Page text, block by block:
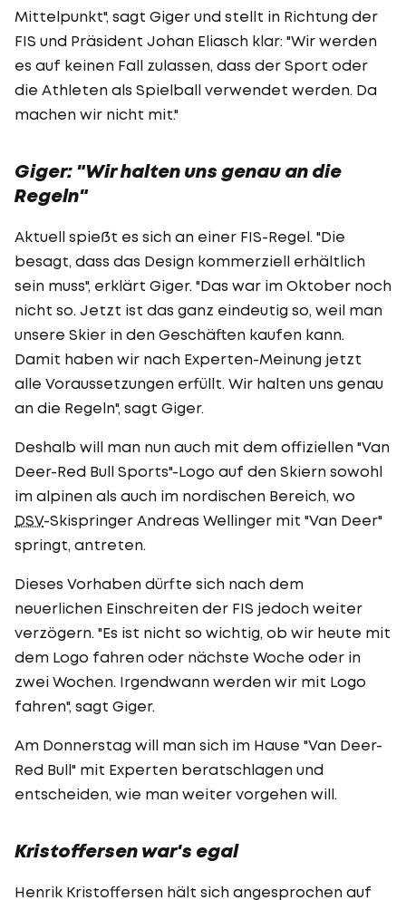
Mittelpunkt", sagt Giger und stellt in Richtung der
FIS und Präsident Johan Eliasch klar: "Wir werden
es auf keinen Fall zulassen, dass der Sport oder
die Athleten als Spielball verwendet werden. Da
machen wir nicht mit."
Giger: "Wir halten uns genau an die
Regeln"
Aktuell spießt es sich an einer FIS-Regel. "Die
besagt, dass das Design kommerziell erhältlich
sein muss", erklärt Giger. "Das war im Oktober noch
nicht so. Jetzt ist das ganz eindeutig so, weil man
unsere Skier in den Geschäften kaufen kann.
Damit haben wir nach Experten-Meinung jetzt
alle Voraussetzungen erfüllt. Wir halten uns genau
an die Regeln", sagt Giger.
Deshalb will man nun auch mit dem offiziellen "Van
Deer-Red Bull Sports"-Logo auf den Skiern sowohl
im alpinen als auch im nordischen Bereich, wo
DSV-Skispringer Andreas Wellinger mit "Van Deer"
springt, antreten.
Dieses Vorhaben dürfte sich nach dem
neuerlichen Einschreiten der FIS jedoch weiter
verzögern. "Es ist nicht so wichtig, ob wir heute mit
dem Logo fahren oder nächste Woche oder in
zwei Wochen. Irgendwann werden wir mit Logo
fahren", sagt Giger.
Am Donnerstag will man sich im Hause "Van Deer-
Red Bull" mit Experten beratschlagen und
entscheiden, wie man weiter vorgehen will.
Kristoffersen war's egal
Henrik Kristoffersen hält sich angesprochen auf